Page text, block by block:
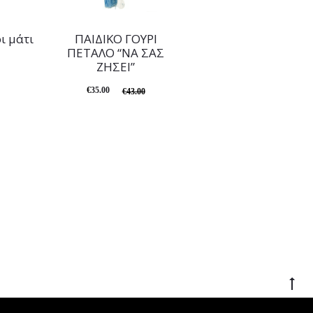
μάτι
ΠΑΙΔΙΚΟ ΓΟΥΡΙ
ΠΕΤΑΛΟ “ΝΑ ΣΑΣ
ΖΗΣΕΙ”
€43.00
€35.00